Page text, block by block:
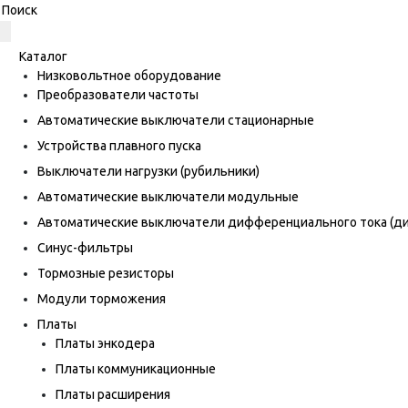
Каталог
Низковольтное оборудование
Преобразователи частоты
Автоматические выключатели стационарные
Устройства плавного пуска
Выключатели нагрузки (рубильники)
Автоматические выключатели модульные
Автоматические выключатели дифференциального тока
Синус-фильтры
Тормозные резисторы
Модули торможения
Платы
Платы энкодера
Платы коммуникационные
Платы расширения